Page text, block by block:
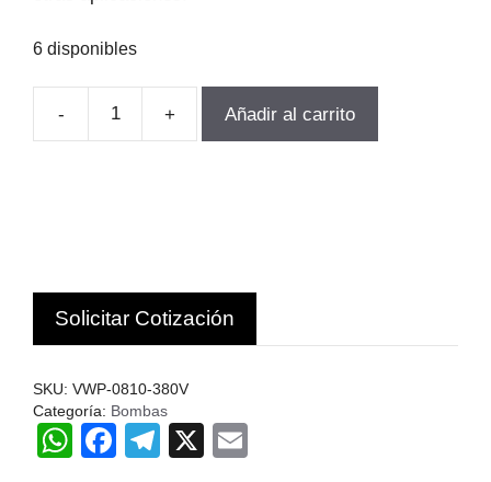
6 disponibles
-
BOMBA
VERTEX
TAIWANESA
T
+ Añadir al carrito
Solicitar Cotización
SKU: VWP-0810-380V
Categoría: Bombas
W
F
T
X